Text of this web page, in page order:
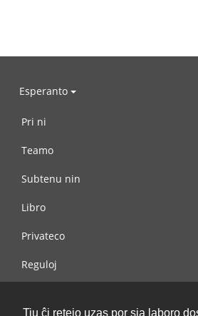
Tiu ĉi retejo uzas por sia laboro
Esperanto
Pri ni
Teamo
Subtenu nin
Libro
Privateco
Reguloj